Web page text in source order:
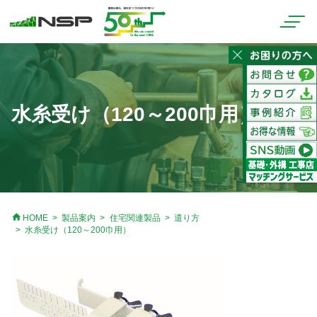
水糸受け（120～200巾用）
home HOME 製品案内 住宅関連製品
遣り方
水糸受け（120～200巾用）